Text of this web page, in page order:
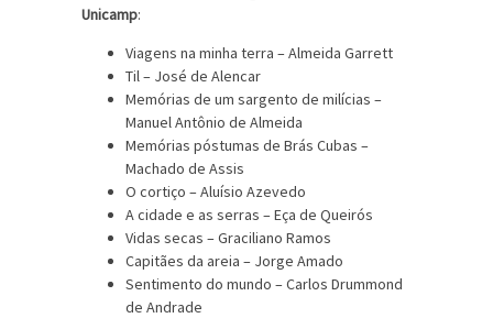
Unicamp:
Viagens na minha terra – Almeida Garrett
Til – José de Alencar
Memórias de um sargento de milícias –
Manuel Antônio de Almeida
Memórias póstumas de Brás Cubas –
Machado de Assis
O cortiço – Aluísio Azevedo
A cidade e as serras – Eça de Queirós
Vidas secas – Graciliano Ramos
Capitães da areia – Jorge Amado
Sentimento do mundo – Carlos Drummond
de Andrade